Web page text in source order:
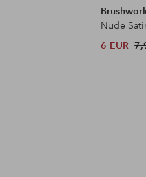
Nude
6 EUR